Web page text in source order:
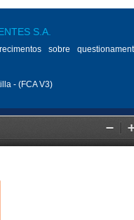
S.A.
sobre
- (FCA V3)